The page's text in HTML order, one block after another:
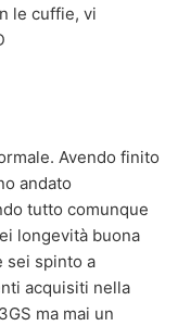
le cuffie, vi
Avendo finito
andato
tutto comunque
longevità buona
sei spinto a
acquisiti nella
ma mai un